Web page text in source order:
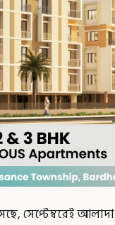
সেপ্টেম্বরেই আলাদা